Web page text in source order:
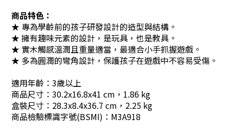
商品特色：
★ 專為學齡前的孩子研發設計的造型與結構。
★ 擁有趣味元素的設計，是玩具，也是教具。
★ 實木觸感溫潤且重量適當，最適合小手抓握遊戲。
★ 多為圓潤的彎角設計，保護孩子在遊戲中不容易受傷。
適用年齡：3歲以上
商品尺寸：30.2x16.8x41 cm，1.86 kg
盒裝尺寸：28.3x8.4x36.7 cm，2.25 kg
商品檢驗標識字號(BSMI)：M3A918